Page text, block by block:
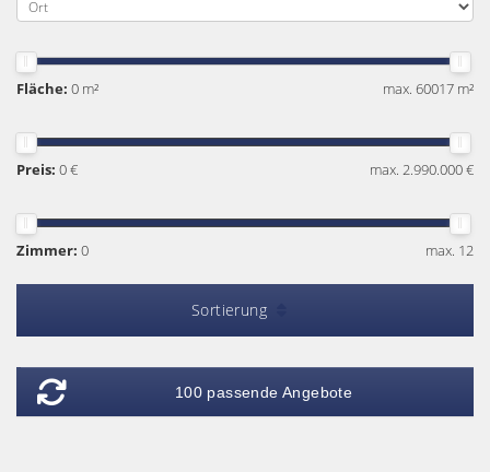
Fläche: 0 m² max. 60017 m²
Preis: 0 € max. 2.990.000 €
Zimmer: 0 max. 12
Sortierung
100 passende Angebote